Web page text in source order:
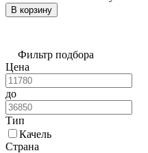
В корзину
Фильтр подбора
Цена
до
Тип
Качель
Страна